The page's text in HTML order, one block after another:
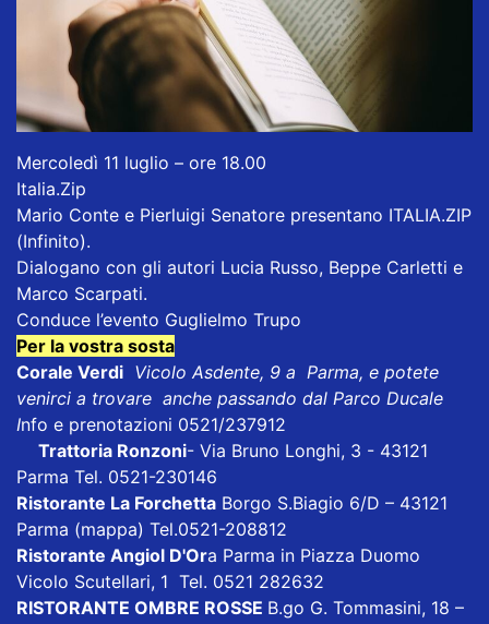
Mercoledì 11 luglio – ore 18.00
Italia.Zip
Mario Conte e Pierluigi Senatore presentano ITALIA.ZIP
(Infinito).
Dialogano con gli autori Lucia Russo, Beppe Carletti e
Marco Scarpati.
Conduce l’evento Guglielmo Trupo
Per la vostra sosta
Corale Verdi Vicolo Asdente, 9 a Parma, e potete
venirci a trovare anche passando dal Parco Ducale
Info e prenotazioni 0521/237912
Trattoria Ronzoni- Via Bruno Longhi, 3 - 43121
Parma Tel. 0521-230146
Ristorante La Forchetta Borgo S.Biagio 6/D – 43121
Parma (mappa) Tel.0521-208812
Ristorante Angiol D'Ora Parma in Piazza Duomo
Vicolo Scutellari, 1 Tel. 0521 282632
RISTORANTE OMBRE ROSSE B.go G. Tommasini, 18 –